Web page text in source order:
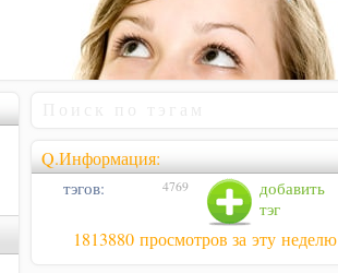
Q.Информация:
добавить
тэг
тэгов: 4769
1813880 просмотров за эту неделю